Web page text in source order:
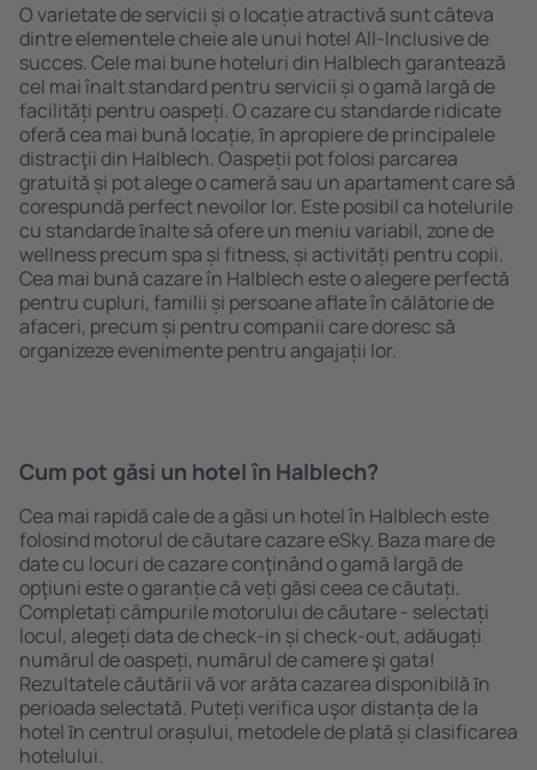
O varietate de servicii și o locație atractivă sunt câteva
dintre elementele cheie ale unui hotel All-Inclusive de
succes. Cele mai bune hoteluri din Halblech garantează
cel mai înalt standard pentru servicii și o gamă largă de
facilități pentru oaspeți. O cazare cu standarde ridicate
oferă cea mai bună locație, ȋn apropiere de principalele
distracţii din Halblech. Oaspeții pot folosi parcarea
gratuită și pot alege o cameră sau un apartament care să
corespundă perfect nevoilor lor. Este posibil ca hotelurile
cu standarde ȋnalte să ofere un meniu variabil, zone de
wellness precum spa și fitness, și activități pentru copii.
Cea mai bună cazare în Halblech este o alegere perfectă
pentru cupluri, familii și persoane aflate în călătorie de
afaceri, precum și pentru companii care doresc să
organizeze evenimente pentru angajații lor.
Cum pot găsi un hotel în Halblech?
Cea mai rapidă cale de a găsi un hotel în Halblech este
folosind motorul de căutare cazare eSky. Baza mare de
date cu locuri de cazare conţinând o gamă largă de
opţiuni este o garanție că veți găsi ceea ce căutați.
Completați câmpurile motorului de căutare - selectați
locul, alegeți data de check-in și check-out, adăugați
numărul de oaspeți, numărul de camere şi gata!
Rezultatele căutării vă vor arăta cazarea disponibilă ȋn
perioada selectată. Puteți verifica uşor distanța de la
hotel ȋn centrul orașului, metodele de plată și clasificarea
hotelului.